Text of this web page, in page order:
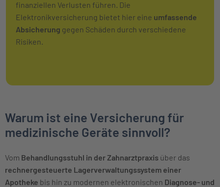
finanziellen Verlusten führen. Die
Elektronikversicherung bietet hier eine umfassende
Absicherung gegen Schäden durch verschiedene
Risiken.
Warum ist eine Versicherung für
medizinische Geräte sinnvoll?
Vom Behandlungsstuhl in der Zahnarztpraxis über das
rechnergesteuerte Lagerverwaltungssystem einer
Apotheke bis hin zu modernen elektronischen Diagnose- und